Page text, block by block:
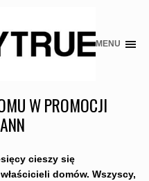
MENU
W PROMOCJI
cieszy się
domów. Wszyscy,